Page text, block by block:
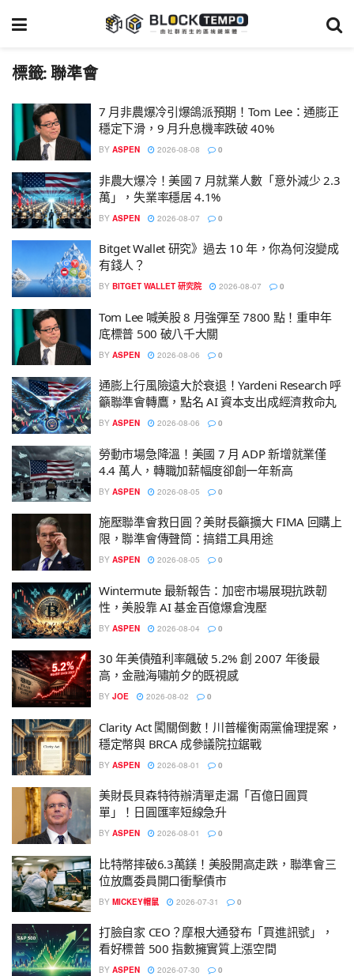
標籤:聯準會
7 月非農爆冷引爆鴿派預期！Tom Lee：通膨正
穩定下滑，9 月升息機率跌破 40%
BY ASPEN 2026-08-08 0
非農大爆冷！美國 7 月就業人數「意外減少 2.3
萬」，失業率穩居 4.1%
BY ASPEN 2026-08-07 0
Bitget Wallet 研究》過去 10 年，你為何沒變成
有錢人？
BY BITGET WALLET 研究院 2026-08-07 0
Tom Lee 喊美股 8 月強彈至 7800 點！重申年
底標普 500 破八千大關
BY ASPEN 2026-08-06 0
通膨上行風險遠大於衰退！Yardeni Research 呼
籲聯準會轉鷹，點名 AI 資本支出成經濟救命丸
BY ASPEN 2026-08-06 0
勞動市場急降溫！美國 7 月 ADP 新增就業僅
4.4 萬人，轉職加薪幅度卻創一年新高
BY ASPEN 2026-08-05 0
施壓聯準會救日圓？美財長籲擴大 FIMA 回購上
限，聯準會傳聲筒：搞錯工具用途
BY ASPEN 2026-08-05 0
Wintermute 最新報告：加密市場展現抗跌韌
性，美股靠 AI 基金百億爆倉洩壓
BY ASPEN 2026-08-04 0
30 年美債殖利率飆破 5.2% 創 2007 年後最
高，金融海嘯前夕的既視感
BY JOE 2026-08-02 0
Clarity Act 闖關倒數！川普權衡兩黨倫理提案，
穩定幣與 BRCA 成參議院拉鋸戰
BY ASPEN 2026-08-01 0
美財長貝森特待辦清單走漏「百億日圓買
單」！日圓匯率短線急升
BY ASPEN 2026-08-01 0
比特幣摔破6.3萬鎂！美股開高走跌，聯準會三
位放鷹委員開口衝擊債市
BY MICKEY帽鼠 2026-07-31 0
打臉自家 CEO？摩根大通發布「買進訊號」，
看好標普 500 指數擁實質上漲空間
BY ASPEN 2026-07-30 0